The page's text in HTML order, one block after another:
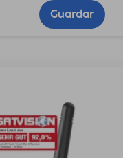
Guardar